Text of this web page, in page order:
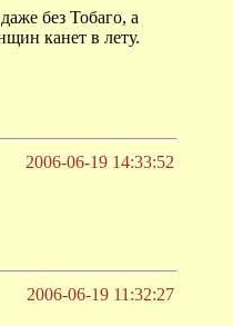
без Тобаго, а
канет в лету.
2006-06-19 14:33:52
2006-06-19 11:32:27